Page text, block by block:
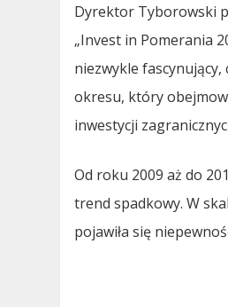
Dyrektor Tyborowski
„Invest in Pomerania
niezwykle
okresu, który
inwestycji
Od roku 2009 aż do
trend spadkowy. W
pojawiła się